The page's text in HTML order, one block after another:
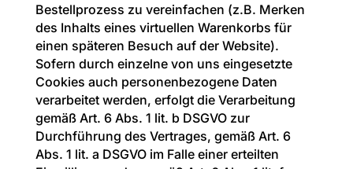
Bestellprozess zu vereinfachen (z.B. Merken
des Inhalts eines virtuellen Warenkorbs für
einen späteren Besuch auf der Website).
Sofern durch einzelne von uns eingesetzte
Cookies auch personenbezogene Daten
verarbeitet werden, erfolgt die Verarbeitung
gemäß Art. 6 Abs. 1 lit. b DSGVO zur
Durchführung des Vertrages, gemäß Art. 6
Abs. 1 lit. a DSGVO im Falle einer erteilten